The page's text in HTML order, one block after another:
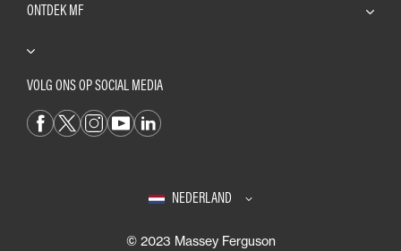
ONTDEK MF
VOLG ONS OP SOCIAL MEDIA
NEDERLAND
© 2023 Massey Ferguson